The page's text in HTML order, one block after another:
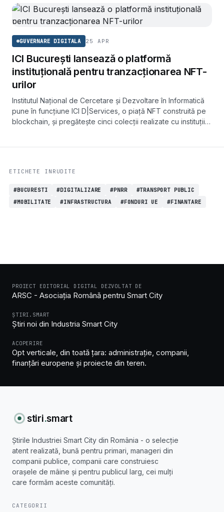
GUVERNARE DIGITALA 25 APR
ICI București lansează o platformă
instituțională pentru tranzacționarea NFT-
urilor
Institutul Național de Cercetare și Dezvoltare în Informatică
pune în funcțiune ICI D|Services, o piață NFT construită pe
blockchain, și pregătește cinci colecții realizate cu instituții
ETICHETE INRUDITE
#BUCURESTI #DIGITALIZARE #PNRR
#TRANSPORT PUBLIC
#MOBILITATE
#INFRASTRUCTURA #FONDURI UE #FINANTARE
PROIECT EDITORIAL DIGITAL DEZVOLTAT DE
ARSC - Asociația Română pentru Smart City
ȘTIRI.SMART
Știri noi din Industria Smart City
ACOPERIRE
Opt verticale, din toată țara: administrație, companii,
finanțări europene și proiecte din teren.
stiri.smart
Știrile Industriei Smart City din România - o selecție
atent realizată, bună pentru primari, manageri din
companii publice, companii care construiesc
orașele de mâine și pentru publicul larg, cei mulți
care formăm aceste comunități.
CATEGORII